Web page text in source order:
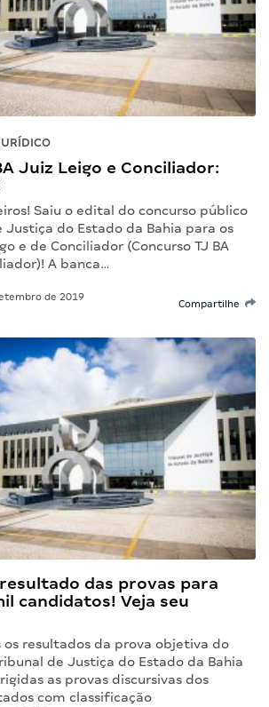
Juiz Leigo e Conciliador:
Saiu o edital do concurso público
Justiça do Estado da Bahia para os
e de Conciliador (Concurso TJ BA
A banca…
de 2019
Compartilhe
das provas para
candidatos! Veja seu
os resultados da prova objetiva do
de Justiça do Estado da Bahia
as provas discursivas dos
com classificação